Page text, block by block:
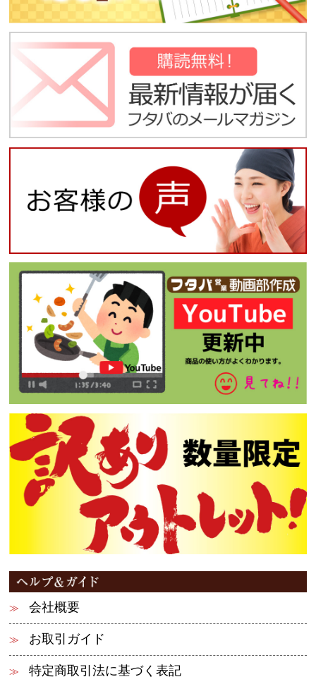
会社概要
お取引ガイド
特定商取引法に基づく表記